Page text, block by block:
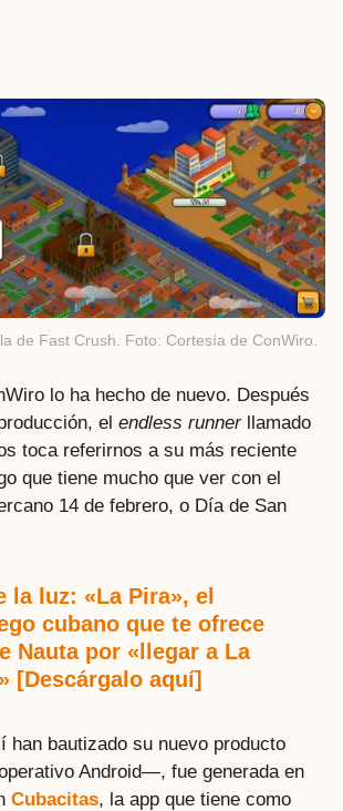
de Fast Crush. Foto: Cortesía de ConWiro.
lo ha hecho de nuevo. Después
el endless runnerllamado
toca referirnos a su más reciente
que tiene mucho que ver con el
14 de febrero, o Día de San
la luz: «La Pira», el
cubano que te ofrece
Nauta por «llegar a La
[Descárgalo aquí]
han bautizado su nuevo producto
Android—, fue generada en
Cubacitas, la app que tiene como